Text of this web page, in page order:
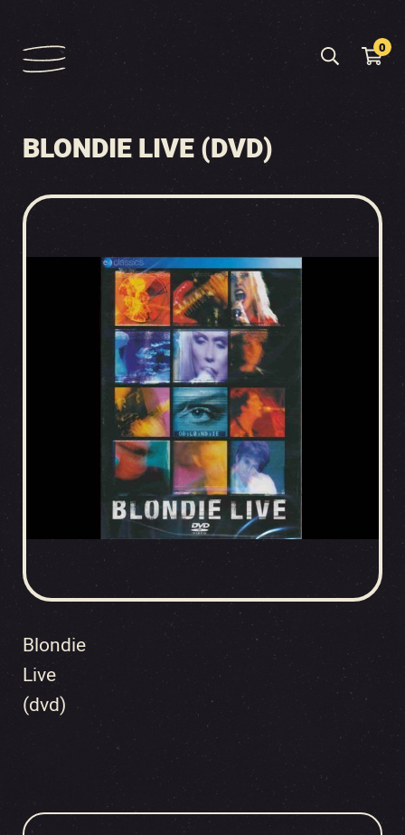
0
BLONDIE LIVE (DVD)
Blondie
Live
(dvd)